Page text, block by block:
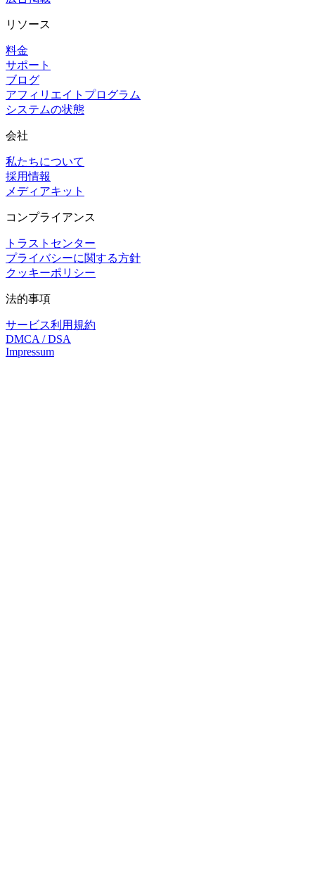
リソース
料金
サポート
ブログ
アフィリエイトプログラム
システムの状態
会社
私たちについて
採用情報
メディアキット
コンプライアンス
トラストセンター
プライバシーに関する方針
クッキーポリシー
法的事項
サービス利用規約
DMCA / DSA
Impressum